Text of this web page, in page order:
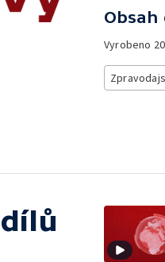
Obsah
Vyrobeno